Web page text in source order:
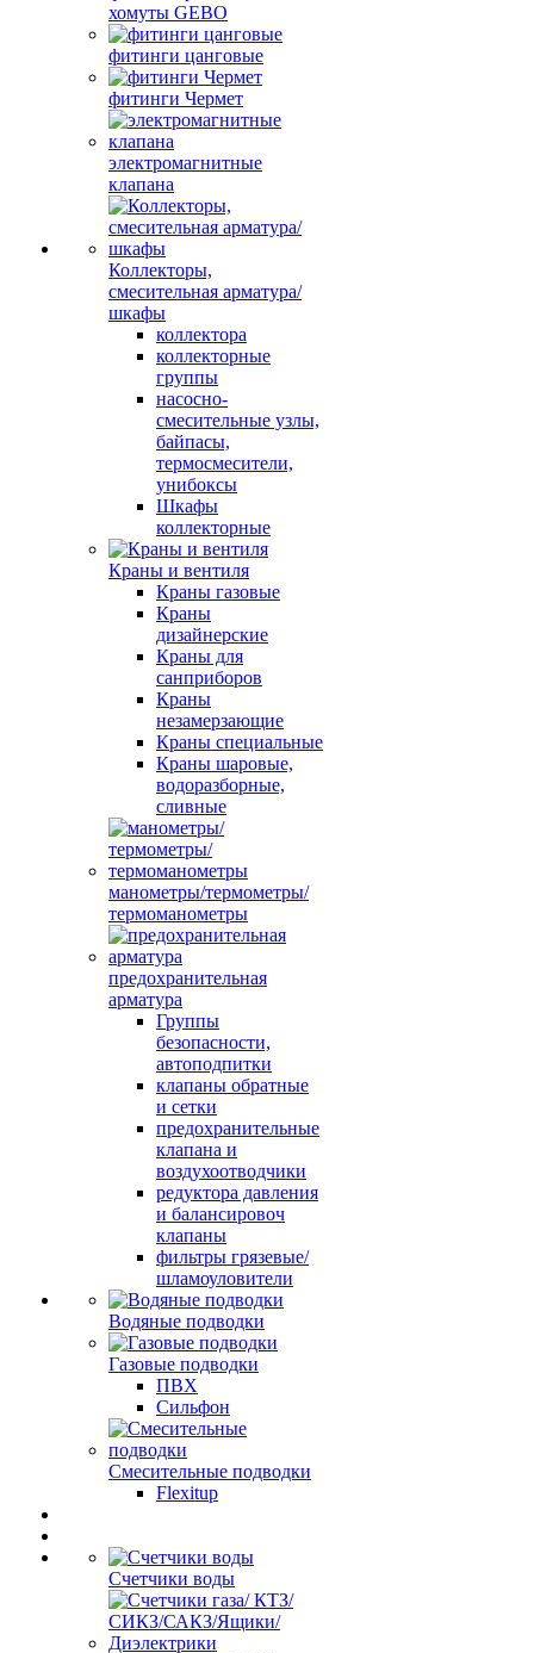
хомуты GEBO
фитинги цанговые
фитинги Чермет
электромагнитные
клапана
Коллекторы,
смесительная арматура/
шкафы
коллектора
коллекторные
группы
насосно-
смесительные узлы,
байпасы,
термосмесители,
унибоксы
Шкафы
коллекторные
Краны и вентиля
Краны газовые
Краны
дизайнерские
Краны для
санприборов
Краны
незамерзающие
Краны специальные
Краны шаровые,
водоразборные,
сливные
манометры/термометры/
термоманометры
предохранительная
арматура
Группы
безопасности,
автоподпитки
клапаны обратные
и сетки
предохранительные
клапана и
воздухоотводчики
редуктора давления
и балансировоч
клапаны
фильтры грязевые/
шламоуловители
Водяные подводки
Газовые подводки
ПВХ
Сильфон
Смесительные подводки
Flexitup
Счетчики воды